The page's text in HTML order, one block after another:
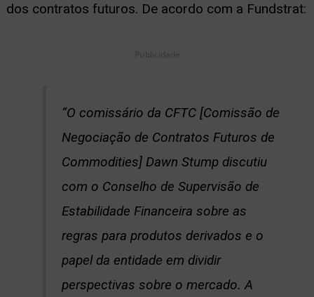
dos contratos futuros. De acordo com a Fundstrat:
Publicidade
“O comissário da CFTC [Comissão de
Negociação de Contratos Futuros de
Commodities] Dawn Stump discutiu
com o Conselho de Supervisão de
Estabilidade Financeira sobre as
regras para produtos derivados e o
papel da entidade em dividir
perspectivas sobre o mercado. A